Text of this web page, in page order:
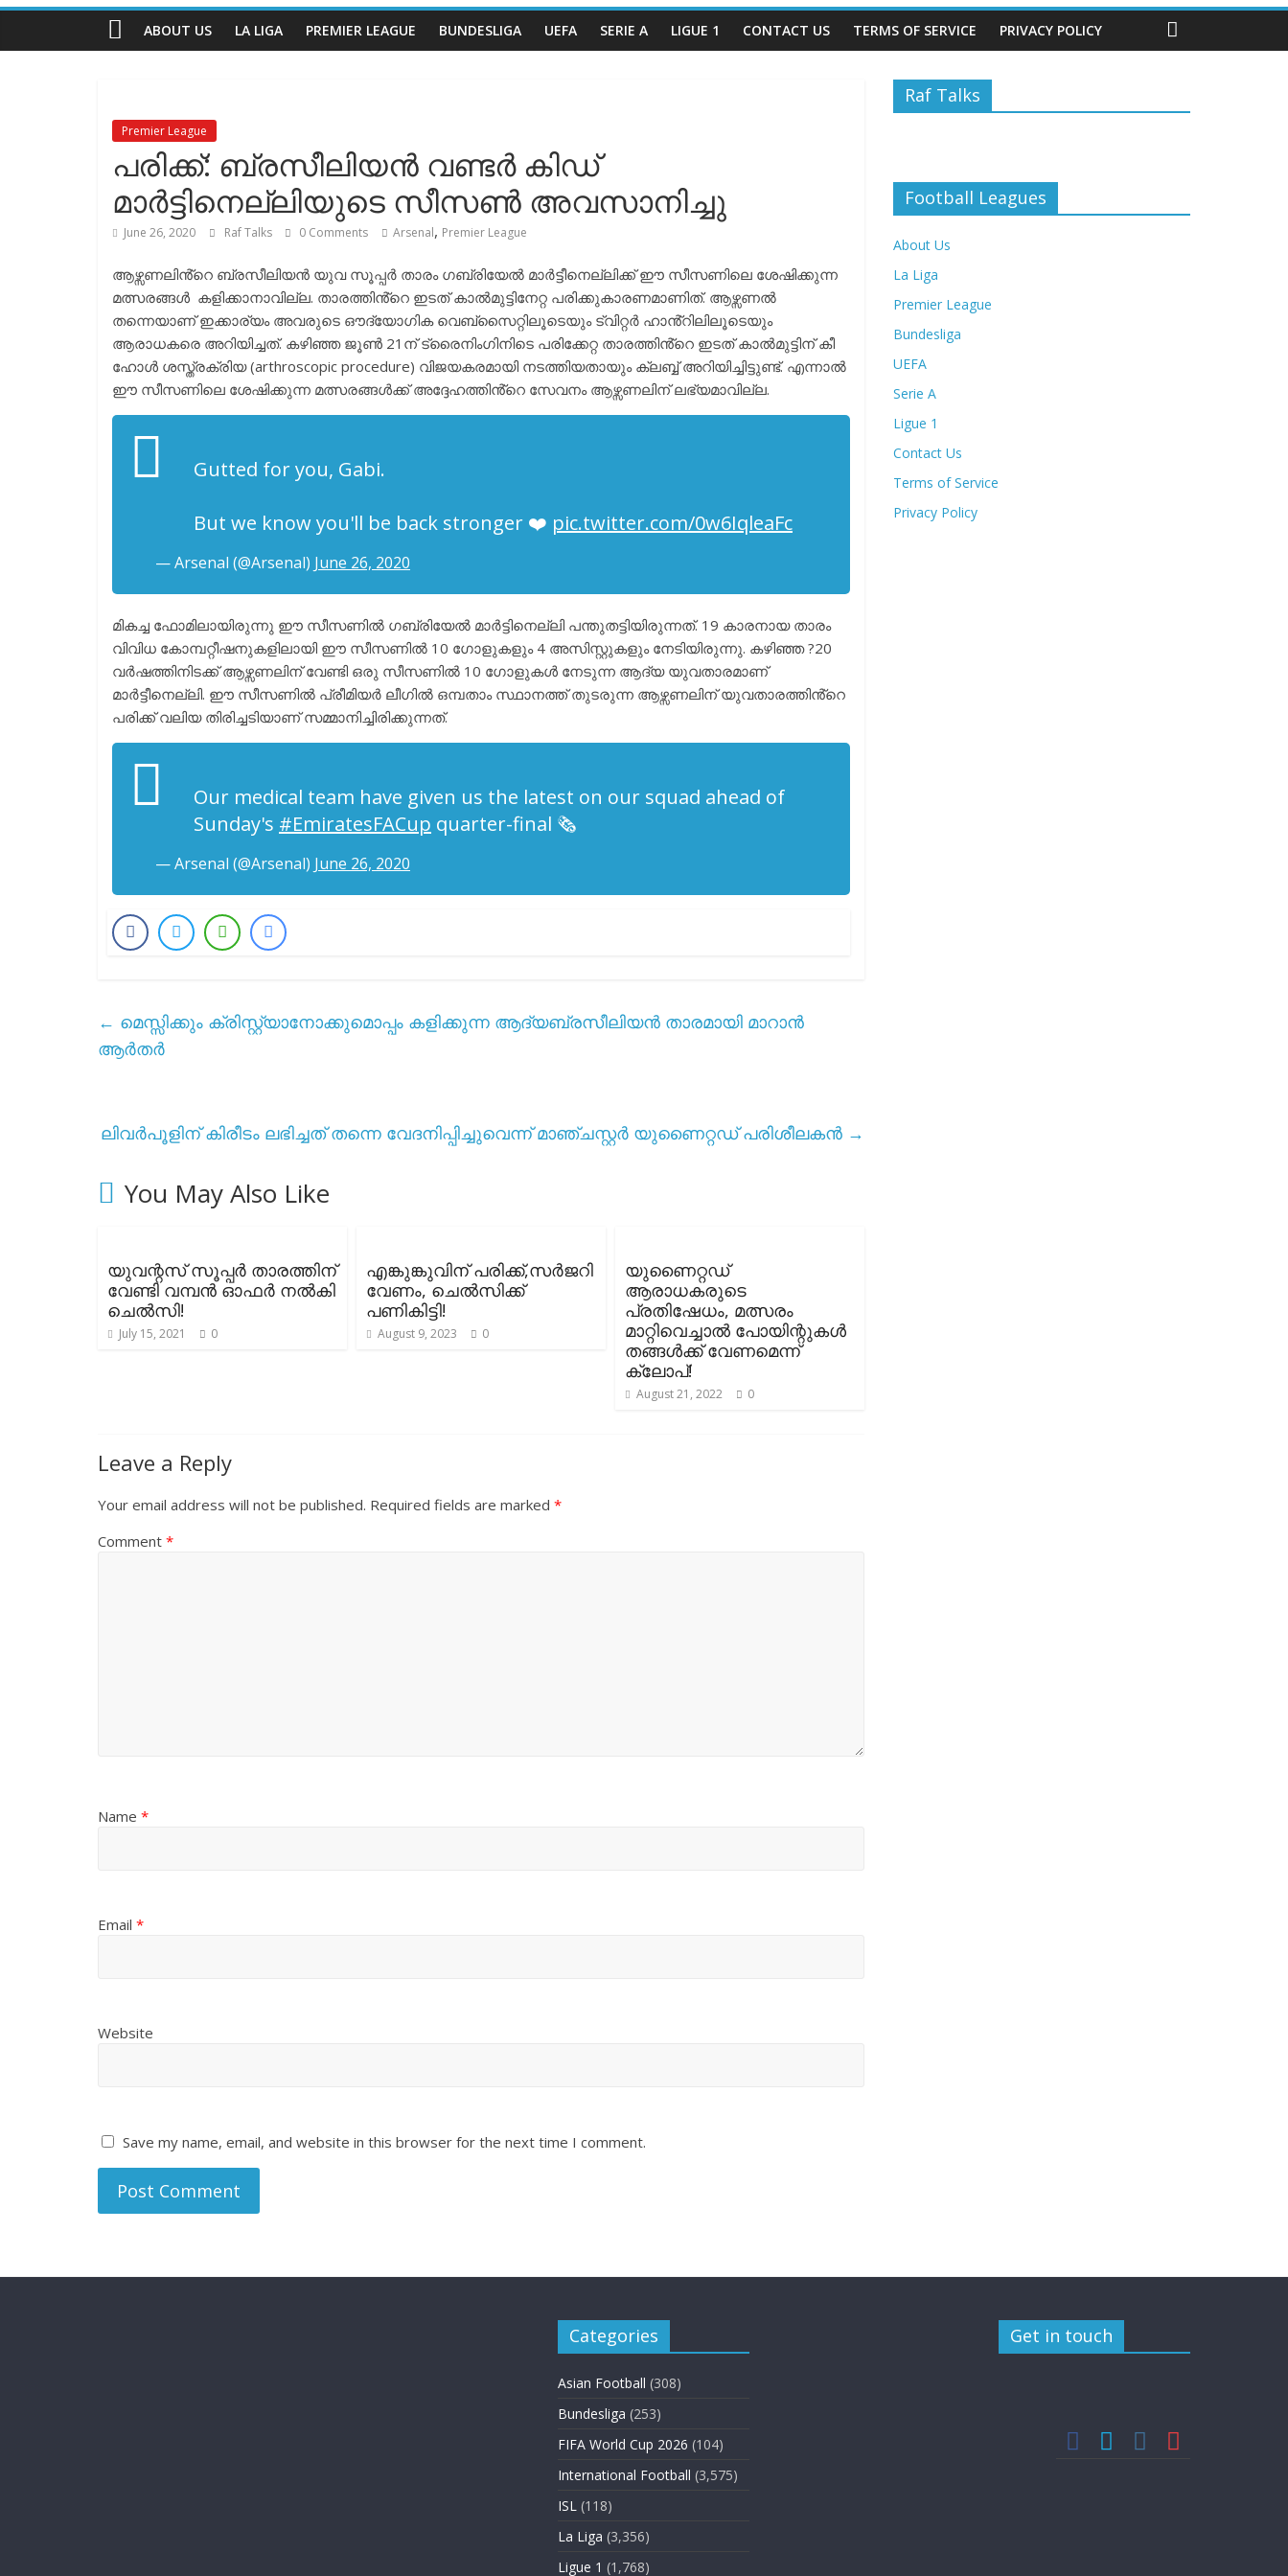
Talks
Football
Channel
ABOUT US LA LIGA PREMIER LEAGUE BUNDESLIGA UEFA SERIE A LIGUE 1 CONTACT US TERMS OF SERVICE PRIVACY POLICY
Premier League
പരിക്ക്: ബ്രസീലിയൻ വണ്ടർ കിഡ്
മാർട്ടിനെല്ലിയുടെ സീസൺ അവസാനിച്ചു
June 26, 2020 Raf Talks 0 Comments Arsenal, Premier League
ആഴ്സണലിൻ്റെ ബ്രസീലിയൻ യുവ സൂപ്പർ താരം ഗബ്രിയേൽ മാർട്ടീനെല്ലിക്ക് ഈ സീസണിലെ ശേഷിക്കുന്ന
മത്സരങ്ങൾ കളിക്കാനാവില്ല. താരത്തിൻ്റെ ഇടത് കാൽമുട്ടിനേറ്റ പരിക്കുകാരണമാണിത്. ആഴ്സണൽ
തന്നെയാണ് ഇക്കാര്യം അവരുടെ ഔദ്യോഗിക വെബ്സൈറ്റിലൂടെയും ട്വിറ്റർ ഹാൻ്റിലിലൂടെയും
ആരാധകരെ അറിയിച്ചത്. കഴിഞ്ഞ ജൂൺ 21ന് ട്രൈനിംഗിനിടെ പരിക്കേറ്റ താരത്തിൻ്റെ ഇടത് കാൽമുട്ടിന് കീ
ഹോൾ ശസ്ത്രക്രിയ (arthroscopic procedure) വിജയകരമായി നടത്തിയതായും ക്ലബ്ബ് അറിയിച്ചിട്ടുണ്ട്. എന്നാൽ
ഈ സീസണിലെ ശേഷിക്കുന്ന മത്സരങ്ങൾക്ക് അദ്ദേഹത്തിൻ്റെ സേവനം ആഴ്സണലിന് ലഭ്യമാവില്ല.
Gutted for you, Gabi.
But we know you'll be back stronger ❤️ pic.twitter.com/0w6IqleaFc
— Arsenal (@Arsenal) June 26, 2020
മികച്ച ഫോമിലായിരുന്നു ഈ സീസണിൽ ഗബ്രിയേൽ മാർട്ടിനെല്ലി പന്തുതട്ടിയിരുന്നത്. 19 കാരനായ താരം
വിവിധ കോമ്പറ്റീഷനുകളിലായി ഈ സീസണിൽ 10 ഗോളുകളും 4 അസിസ്റ്റുകളും നേടിയിരുന്നു. കഴിഞ്ഞ ?20
വർഷത്തിനിടക്ക് ആഴ്സണലിന് വേണ്ടി ഒരു സീസണിൽ 10 ഗോളുകൾ നേടുന്ന ആദ്യ യുവതാരമാണ്
മാർട്ടീനെല്ലി. ഈ സീസണിൽ പ്രീമിയർ ലീഗിൽ ഒമ്പതാം സ്ഥാനത്ത് തുടരുന്ന ആഴ്സണലിന് യുവതാരത്തിൻ്റെ
പരിക്ക് വലിയ തിരിച്ചടിയാണ് സമ്മാനിച്ചിരിക്കുന്നത്.
Our medical team have given us the latest on our squad ahead of
Sunday's #EmiratesFACup quarter-final 🗞
— Arsenal (@Arsenal) June 26, 2020
← മെസ്സിക്കും ക്രിസ്റ്റ്യാനോക്കുമൊപ്പം കളിക്കുന്ന ആദ്യബ്രസീലിയൻ താരമായി മാറാൻ
ആർതർ
ലിവർപൂളിന് കിരീടം ലഭിച്ചത് തന്നെ വേദനിപ്പിച്ചുവെന്ന് മാഞ്ചസ്റ്റർ യുണൈറ്റഡ് പരിശീലകൻ →
You May Also Like
യുവന്റസ് സൂപ്പർ താരത്തിന്
വേണ്ടി വമ്പൻ ഓഫർ നൽകി
ചെൽസി!
July 15, 2021 0
എങ്കുങ്കുവിന് പരിക്ക്,സർജറി
വേണം, ചെൽസിക്ക്
പണികിട്ടി!
August 9, 2023 0
യുണൈറ്റഡ്
ആരാധകരുടെ
പ്രതിഷേധം, മത്സരം
മാറ്റിവെച്ചാൽ പോയിന്റുകൾ
തങ്ങൾക്ക് വേണമെന്ന്
ക്ലോപ്!
August 21, 2022 0
Leave a Reply
Your email address will not be published. Required fields are marked *
Comment *
Name *
Email *
Website
Save my name, email, and website in this browser for the next time I comment.
Raf Talks
Football Leagues
About Us
La Liga
Premier League
Bundesliga
UEFA
Serie A
Ligue 1
Contact Us
Terms of Service
Privacy Policy
Categories
Asian Football (308)
Bundesliga (253)
FIFA World Cup 2026 (104)
International Football (3,575)
ISL (118)
La Liga (3,356)
Ligue 1 (1,768)
Get in touch